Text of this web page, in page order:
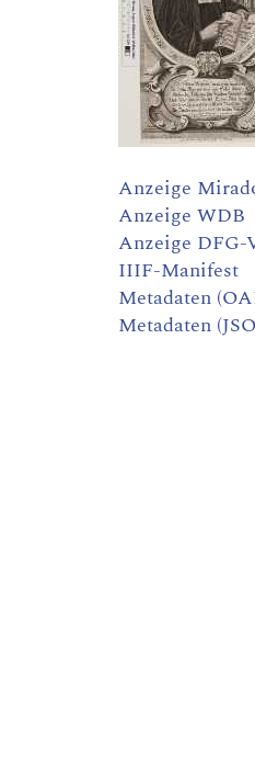
Anzeige
Anzeige WDB
Anzeige DFG-
IIIF-Manifest
Metadaten
Metadaten